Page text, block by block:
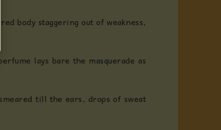
body staggering out of weakness,
lays bare the masquerade as
till the ears, drops of sweat